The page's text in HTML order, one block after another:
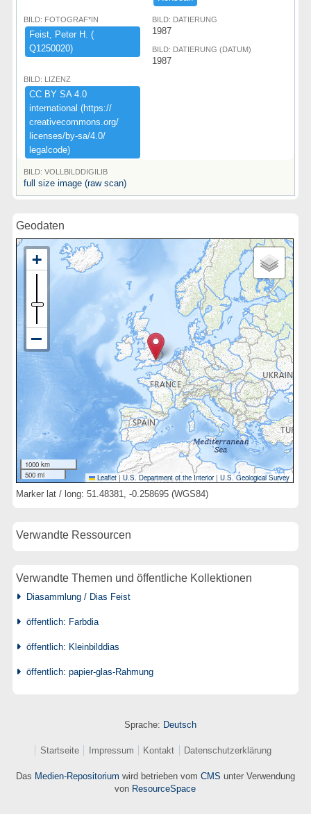
BILD: FOTOGRAF*IN
Feist,​ ​Peter ​H.​ ​(​
Q1250020)​
BILD: DATIERUNG
1987
BILD: DATIERUNG (DATUM)
1987
BILD: LIZENZ
CC ​BY ​SA ​4.​0 ​
international ​(​https:​/​/​
creativecommons.​org/​
licenses/​by-​sa/​4.​0/​
legalcode)​
BILD: VOLLBILDDIGILIB
full size image (raw scan)
Geodaten
1000 km
500 mi
Leaflet | U.S. Department of the Interior|U.S. Geological Survey
Marker lat / long: 51.48381, -0.258695 (WGS84)
Verwandte Ressourcen
Verwandte Themen und öffentliche Kollektionen
Diasammlung / Dias Feist
öffentlich: Farbdia
öffentlich: Kleinbilddias
öffentlich: papier-glas-Rahmung
Sprache: Deutsch
Startseite Impressum Kontakt Datenschutzerklärung
Das Medien-Repositorium wird betrieben vom CMS unter Verwendung
von ResourceSpace